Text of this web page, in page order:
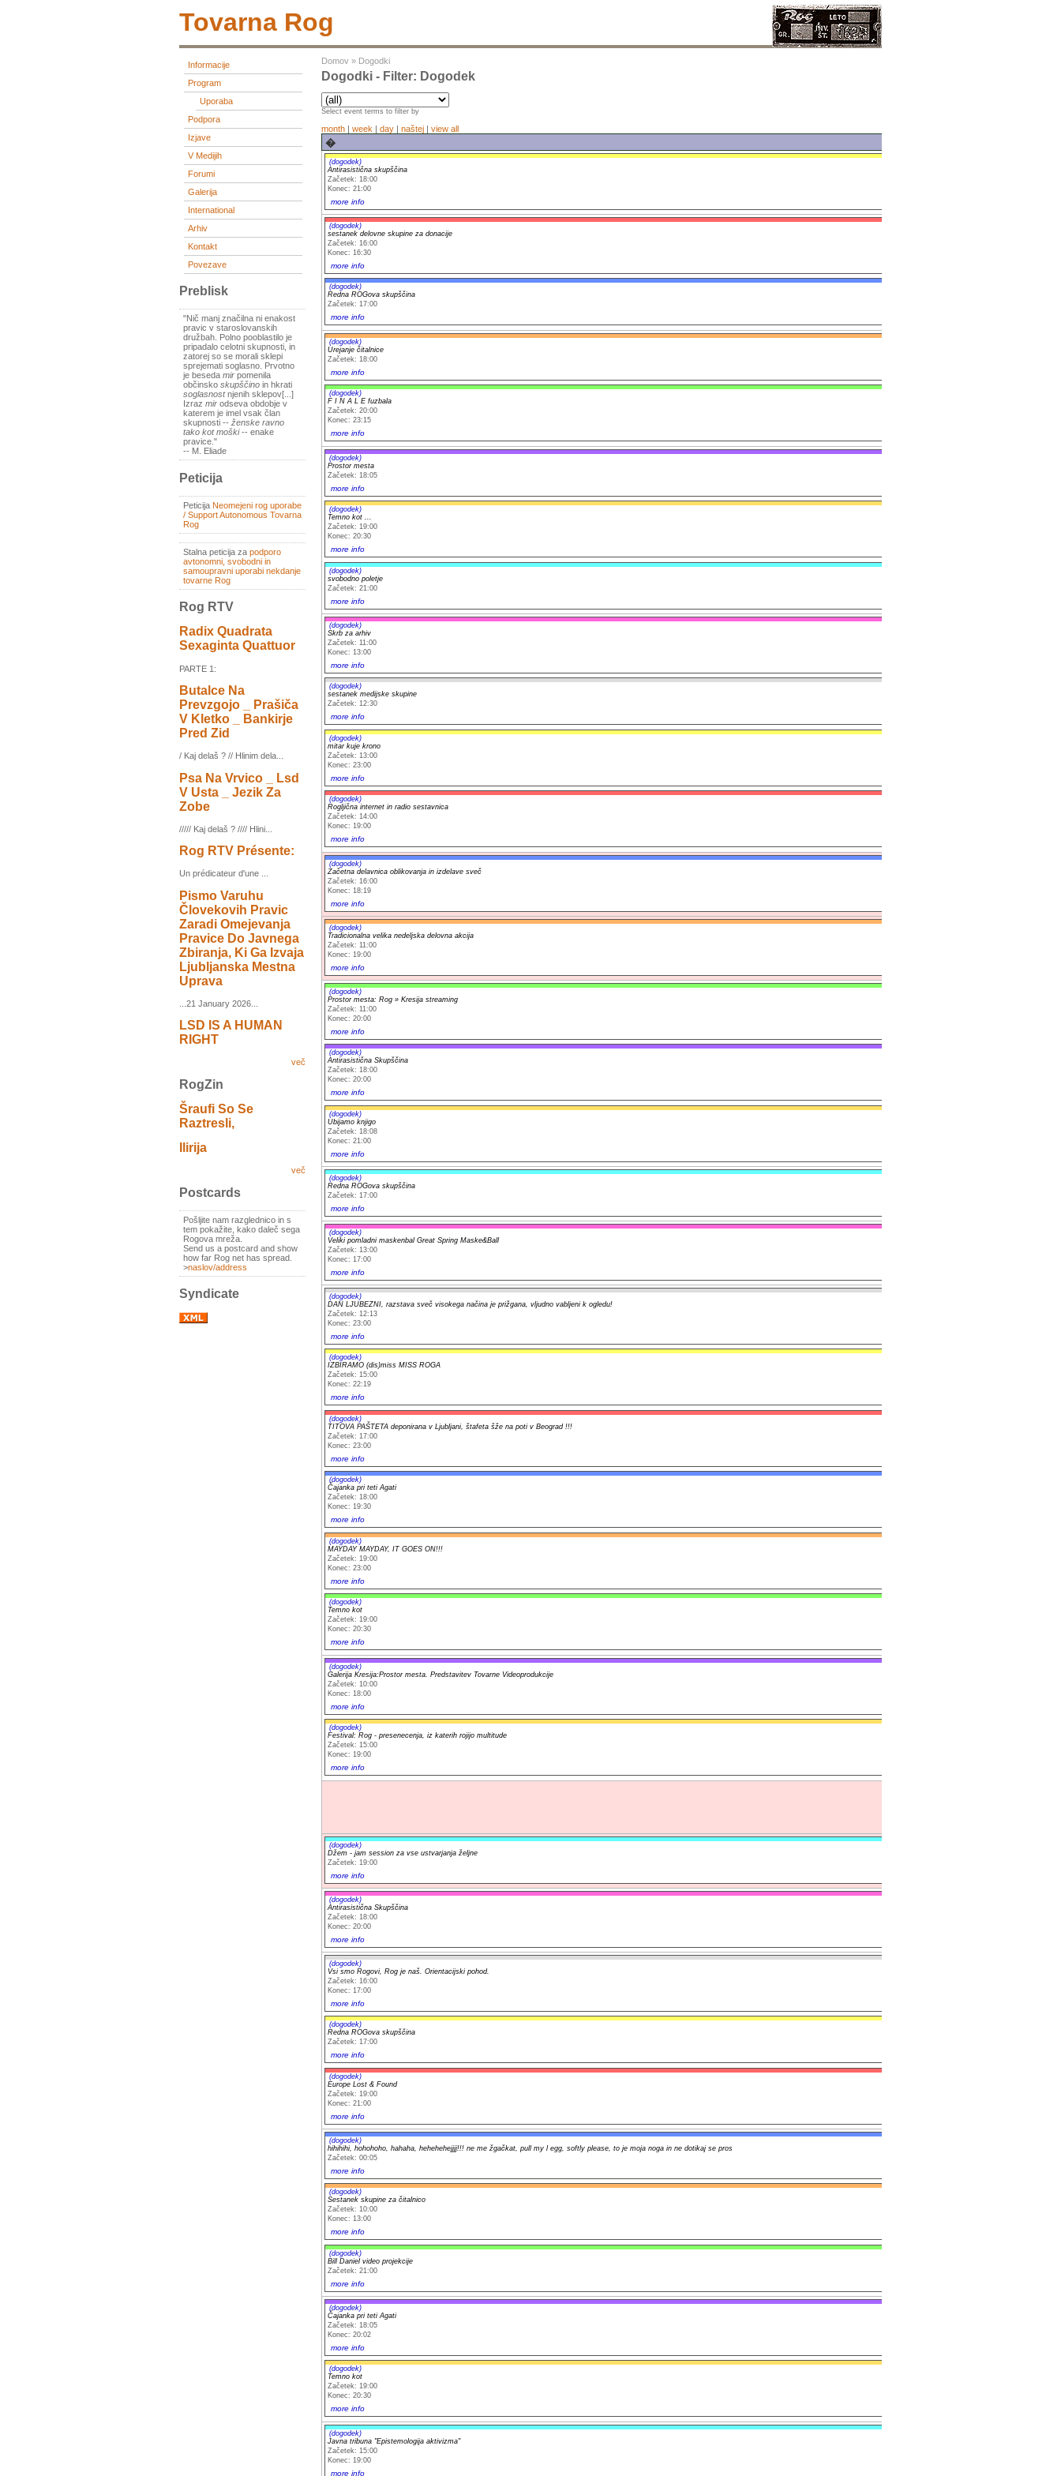
Tovarna Rog
Informacije
Program
Uporaba
Podpora
Izjave
V Medijih
Forumi
Galerija
International
Arhiv
Kontakt
Povezave
Preblisk
"Nič manj značilna ni enakost
pravic v staroslovanskih
družbah. Polno pooblastilo je
pripadalo celotni skupnosti, in
zatorej so se morali sklepi
sprejemati soglasno. Prvotno
je beseda mir pomenila
občinsko skupščino in hkrati
soglasnostnjenih sklepov[...]
Izraz mir odseva obdobje v
katerem je imel vsak član
skupnosti -- ženske ravno
tako kot moški-- enake
pravice."
-- M. Eliade
Peticija
Peticija Neomejeni rog uporabe
/ Support Autonomous Tovarna
Rog
Stalna peticija za podporo
avtonomni, svobodni in
samoupravni uporabi nekdanje
tovarne Rog
Rog RTV
Radix Quadrata
Sexaginta Quattuor
PARTE 1:
Butalce Na
Prevzgojo _ Prašiča
V Kletko _ Bankirje
Pred Zid
/ Kaj delaš ? // Hlinim dela...
Psa Na Vrvico _ Lsd
V Usta _ Jezik Za
Zobe
///// Kaj delaš ? //// Hlini...
Rog RTV Présente:
Un prédicateur d'une ...
Pismo Varuhu
Človekovih Pravic
Zaradi Omejevanja
Pravice Do Javnega
Zbiranja, Ki Ga Izvaja
Ljubljanska Mestna
Uprava
...21 January 2026...
LSD IS A HUMAN
RIGHT
več
RogZin
Šraufi So Se
Raztresli,
Ilirija
več
Postcards
Pošljite nam razglednico in s
tem pokažite, kako daleč sega
Rogova mreža.
Send us a postcard and show
how far Rog net has spread.
>naslov/address
Syndicate
Domov » Dogodki
Dogodki - Filter: Dogodek
Select event terms to filter by
month | week | day | naštej | view all
�
(dogodek)
Antirasistična skupščina
Začetek: 18:00
Konec: 21:00
more info
(dogodek)
sestanek delovne skupine za donacije
Začetek: 16:00
Konec: 16:30
more info
(dogodek)
Redna ROGova skupščina
Začetek: 17:00
more info
(dogodek)
Urejanje čitalnice
Začetek: 18:00
more info
(dogodek)
F I N A L E fuzbala
Začetek: 20:00
Konec: 23:15
more info
(dogodek)
Prostor mesta
Začetek: 18:05
more info
(dogodek)
Temno kot ...
Začetek: 19:00
Konec: 20:30
more info
(dogodek)
svobodno poletje
Začetek: 21:00
more info
(dogodek)
Skrb za arhiv
Začetek: 11:00
Konec: 13:00
more info
(dogodek)
sestanek medijske skupine
Začetek: 12:30
more info
(dogodek)
mitar kuje krono
Začetek: 13:00
Konec: 23:00
more info
(dogodek)
Rogljična internet in radio sestavnica
Začetek: 14:00
Konec: 19:00
more info
(dogodek)
Začetna delavnica oblikovanja in izdelave sveč
Začetek: 16:00
Konec: 18:19
more info
(dogodek)
Tradicionalna velika nedeljska delovna akcija
Začetek: 11:00
Konec: 19:00
more info
(dogodek)
Prostor mesta: Rog » Kresija streaming
Začetek: 11:00
Konec: 20:00
more info
(dogodek)
Antirasistična Skupščina
Začetek: 18:00
Konec: 20:00
more info
(dogodek)
Ubijamo knjigo
Začetek: 18:08
Konec: 21:00
more info
(dogodek)
Redna ROGova skupščina
Začetek: 17:00
more info
(dogodek)
Veliki pomladni maskenbal Great Spring Maske&Ball
Začetek: 13:00
Konec: 17:00
more info
(dogodek)
DAN LJUBEZNI, razstava sveč visokega načina je prižgana, vljudno vabljeni k ogledu!
Začetek: 12:13
Konec: 23:00
more info
(dogodek)
IZBIRAMO (dis)miss MISS ROGA
Začetek: 15:00
Konec: 22:19
more info
(dogodek)
TITOVA PAŠTETA deponirana v Ljubljani, štafeta šže na poti v Beograd !!!
Začetek: 17:00
Konec: 23:00
more info
(dogodek)
Čajanka pri teti Agati
Začetek: 18:00
Konec: 19:30
more info
(dogodek)
MAYDAY MAYDAY, IT GOES ON!!!
Začetek: 19:00
Konec: 23:00
more info
(dogodek)
Temno kot
Začetek: 19:00
Konec: 20:30
more info
(dogodek)
Galerija Kresija:Prostor mesta. Predstavitev Tovarne Videoprodukcije
Začetek: 10:00
Konec: 18:00
more info
(dogodek)
Festival: Rog - presenecenja, iz katerih rojijo multitude
Začetek: 15:00
Konec: 19:00
more info
(dogodek)
Džem - jam session za vse ustvarjanja željne
Začetek: 19:00
more info
(dogodek)
Antirasistična Skupščina
Začetek: 18:00
Konec: 20:00
more info
(dogodek)
Vsi smo Rogovi, Rog je naš. Orientacijski pohod.
Začetek: 16:00
Konec: 17:00
more info
(dogodek)
Redna ROGova skupščina
Začetek: 17:00
more info
(dogodek)
Europe Lost & Found
Začetek: 19:00
Konec: 21:00
more info
(dogodek)
hihihihi, hohohoho, hahaha, hehehehejjjj!!! ne me žgačkat, pull my l egg, softly please, to je moja noga in ne dotikaj se pros
Začetek: 00:05
more info
(dogodek)
Sestanek skupine za čitalnico
Začetek: 10:00
Konec: 13:00
more info
(dogodek)
Bill Daniel video projekcije
Začetek: 21:00
more info
(dogodek)
Čajanka pri teti Agati
Začetek: 18:05
Konec: 20:02
more info
(dogodek)
Temno kot
Začetek: 19:00
Konec: 20:30
more info
(dogodek)
Javna tribuna "Epistemologija aktivizma"
Začetek: 15:00
Konec: 19:00
more info